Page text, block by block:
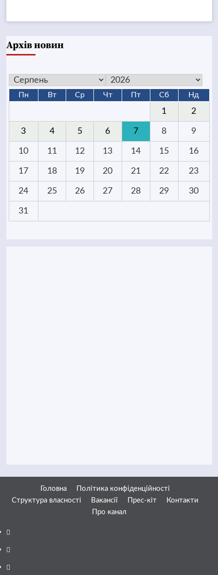
Архів новин
Пн Вт Ср Чт Пт Сб Нд
1 2
3 4 5 6 7 8 9
10 11 12 13 14 15 16
17 18 19 20 21 22 23
24 25 26 27 28 29 30
31
Головна
Політика конфіденційності
Структура власності
Вакансії Прес-кіт
Контакти
Про канал
Facebook
YouTube
Telegram